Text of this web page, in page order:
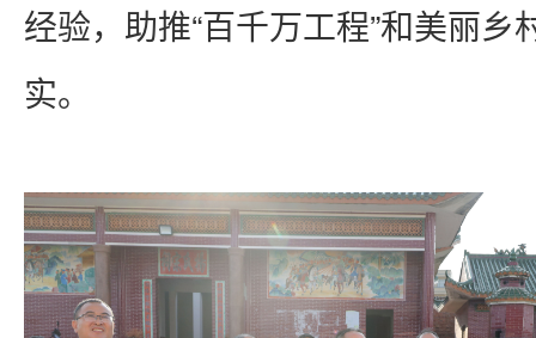
经验，助推“百千万工程”和美丽乡
实。